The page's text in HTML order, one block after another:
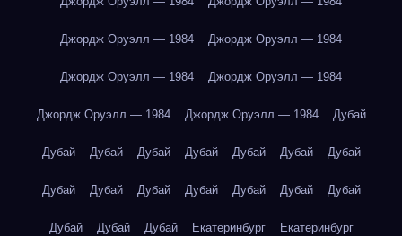
Джордж Оруэлл — 1984 Джордж Оруэлл — 1984
Джордж Оруэлл — 1984 Джордж Оруэлл — 1984
Джордж Оруэлл — 1984 Джордж Оруэлл — 1984 Дубай
Дубай Дубай Дубай Дубай Дубай Дубай Дубай
Дубай Дубай Дубай Дубай Дубай Дубай Дубай
Дубай Дубай Дубай Екатеринбург Екатеринбург